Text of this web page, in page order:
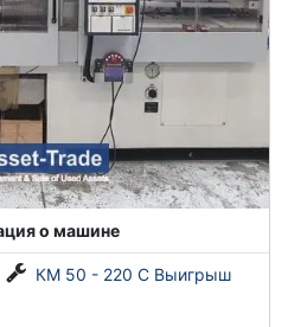
о машине
КМ 50 - 220 C Выигрыш